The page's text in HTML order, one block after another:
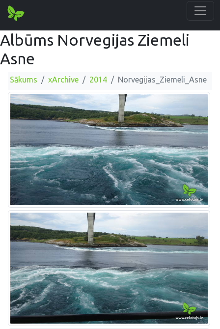
Albūms Norvegijas Ziemeli
Asne
Sākums xArchive 2014 Norvegijas_Ziemeli_Asne